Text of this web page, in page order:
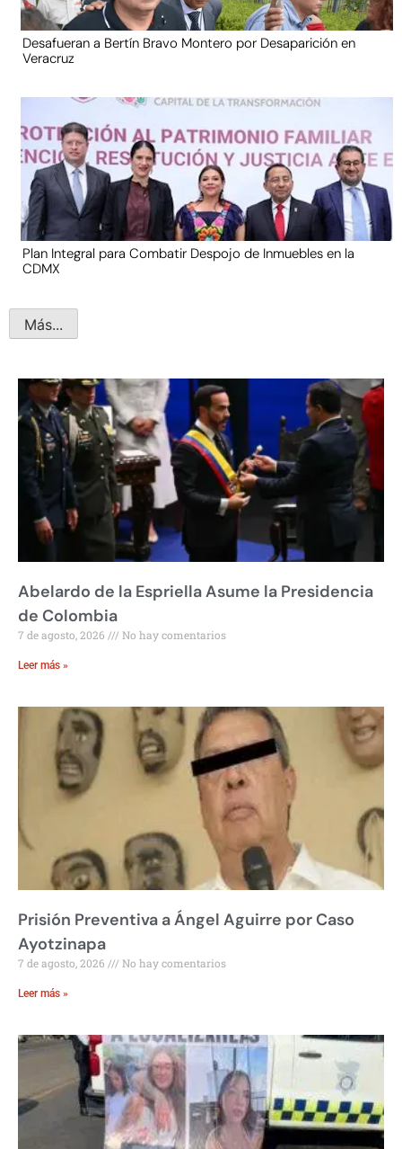
Desafueran a Bertín Bravo Montero por Desaparición en
Veracruz
Plan Integral para Combatir Despojo de Inmuebles en la
CDMX
Más...
Abelardo de la Espriella Asume la Presidencia
de Colombia
7 de agosto, 2026 No hay comentarios
Leer más »
Prisión Preventiva a Ángel Aguirre por Caso
Ayotzinapa
7 de agosto, 2026 No hay comentarios
Leer más »